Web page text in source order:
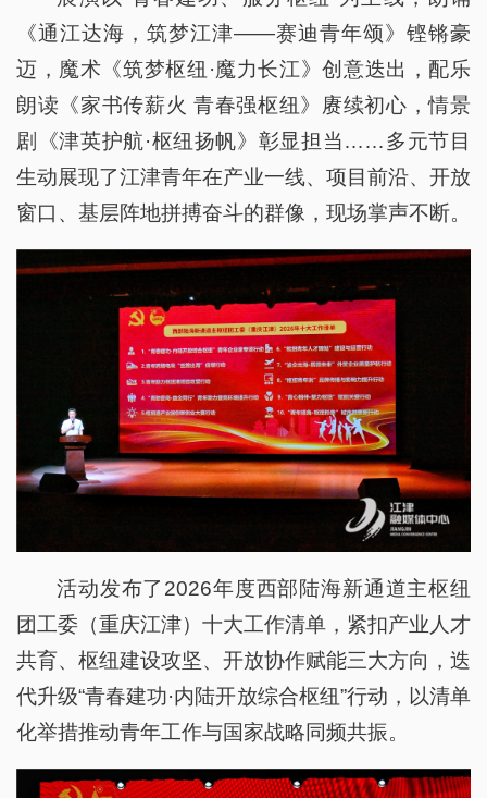
《通江达海，筑梦江津——赛迪青年颂》铿锵豪
迈，魔术《筑梦枢纽·魔力长江》创意迭出，配乐
朗读《家书传薪火 青春强枢纽》赓续初心，情景
剧《津英护航·枢纽扬帆》彰显担当……多元节目
生动展现了江津青年在产业一线、项目前沿、开放
窗口、基层阵地拼搏奋斗的群像，现场掌声不断。
活动发布了2026年度西部陆海新通道主枢纽
团工委（重庆江津）十大工作清单，紧扣产业人才
共育、枢纽建设攻坚、开放协作赋能三大方向，迭
代升级“青春建功·内陆开放综合枢纽”行动，以清单
化举措推动青年工作与国家战略同频共振。